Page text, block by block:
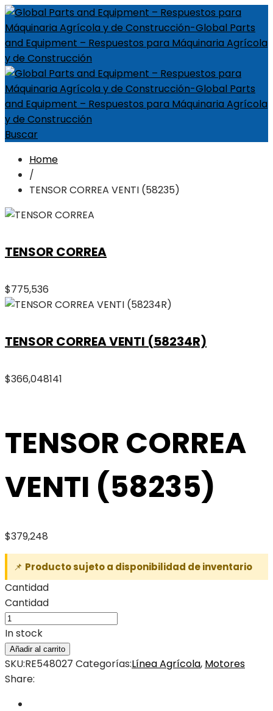
Buscar
Home
/
TENSOR CORREA VENTI (58235)
TENSOR CORREA
$775,536
TENSOR CORREA VENTI (58234R)
$366,048141
TENSOR CORREA
VENTI (58235)
$379,248
📌 Producto sujeto a disponibilidad de inventario
Cantidad
Cantidad
In stock
Añadir al carrito
SKU:RE548027 Categorías:Línea Agrícola, Motores
Share: